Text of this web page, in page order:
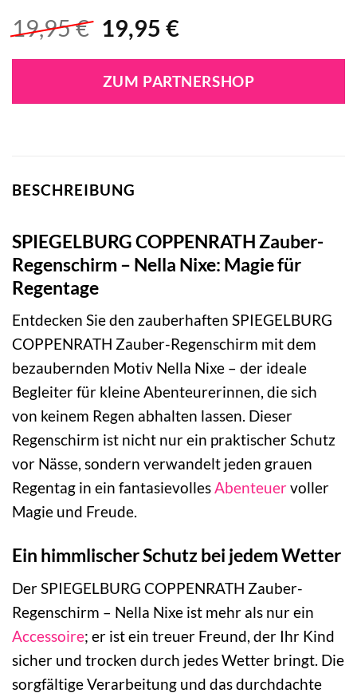
19,95€ Ursprünglicher
war:
19,95 €
19,95 €Aktueller
ist:
19,95 €.
ZUM PARTNERSHOP
BESCHREIBUNG
SPIEGELBURG COPPENRATH Zauber-
Regenschirm – Nella Nixe: Magie für
Regentage
Entdecken Sie den zauberhaften SPIEGELBURG
COPPENRATH Zauber-Regenschirm mit dem
bezaubernden Motiv Nella Nixe – der ideale
Begleiter für kleine Abenteurerinnen, die sich
von keinem Regen abhalten lassen. Dieser
Regenschirm ist nicht nur ein praktischer Schutz
vor Nässe, sondern verwandelt jeden grauen
Regentag in ein fantasievollesAbenteuervoller
Magie und Freude.
Ein himmlischer Schutz bei jedem Wetter
Der SPIEGELBURG COPPENRATH Zauber-
Regenschirm – Nella Nixe ist mehr als nur ein
Accessoire; er ist ein treuer Freund, der Ihr Kind
sicher und trocken durch jedes Wetter bringt. Die
sorgfältige Verarbeitung und das durchdachte